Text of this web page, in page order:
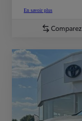
En savoir plus
Comparez